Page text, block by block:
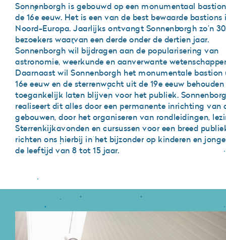
Sonnenborgh is gebouwd op een monumentaal
de 16e eeuw. Het is een van de best bewaarde bastions
Noord-Europa. Jaarlijks ontvangt Sonnenborgh zo’n
bezoekers waarvan een derde onder de dertien jaar.
Sonnenborgh wil bijdragen aan de popularisering van
astronomie, weerkunde en aanverwante
Daarnaast wil Sonnenborgh het monumentale bastion
16e eeuw en de sterrenwacht uit de 19e eeuw behouden
toegankelijk laten blijven voor het publiek.
realiseert dit alles door een permanente inrichting van
gebouwen, door het organiseren van rondleidingen,
Sterrenkijkavonden en cursussen voor een breed
richten ons hierbij in het bijzonder op kinderen en
de leeftijd van 8 tot 15 jaar.